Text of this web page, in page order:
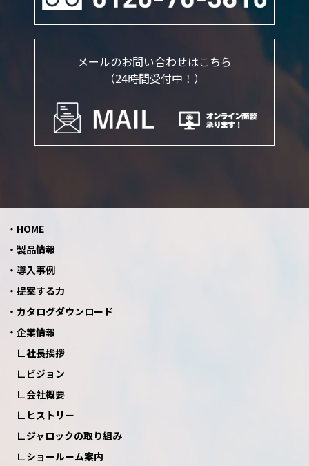
メールのお問い合わせはこちら
（24時間受付中！）
HOME
製品情報
導入事例
提案する力
カタログダウンロード
企業情報
社長挨拶
ビジョン
会社概要
ヒストリー
ジャロックの取り組み
ショールーム案内